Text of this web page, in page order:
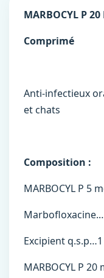
MARBOCYL P
Comprimé
Anti-infectieux
et chats
Composition :
MARBOCYL P 5
Excipient
MARBOCYL P